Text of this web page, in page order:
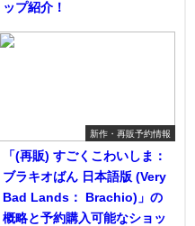
ップ紹介！
新作・再販予約情報
「(再販) すごくこわいしま：
ブラキオばん 日本語版 (Very
Bad Lands： Brachio)」の
概略と予約購入可能なショッ